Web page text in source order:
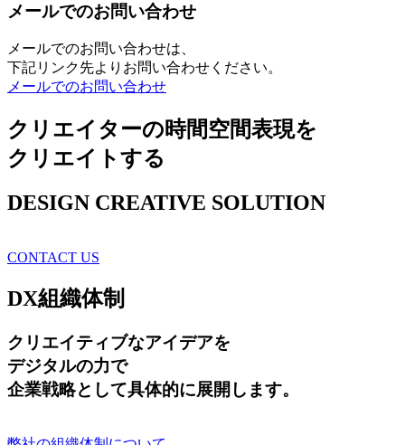
メールでのお問い合わせ
メールでのお問い合わせは、
下記リンク先よりお問い合わせください。
メールでのお問い合わせ
クリエイターの時間空間表現を
クリエイトする
DESIGN CREATIVE SOLUTION
CONTACT US
DX組織体制
クリエイティブなアイデアを
デジタルの力で
企業戦略として具体的に展開します。